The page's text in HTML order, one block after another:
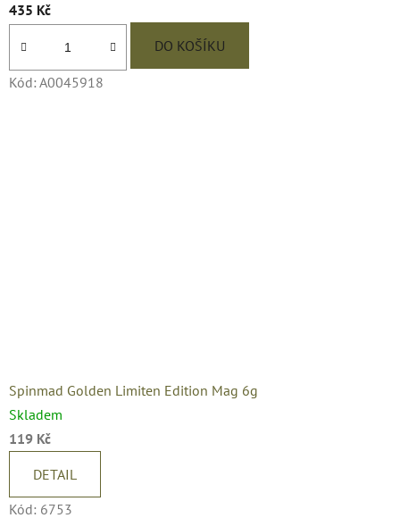
435 Kč
DO KOŠÍKU
Kód: A0045918
Spinmad Golden Limiten Edition Mag 6g
Skladem
119 Kč
DETAIL
Kód: 6753